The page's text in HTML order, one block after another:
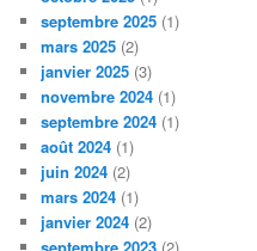
septembre 2025 (1)
mars 2025 (2)
janvier 2025 (3)
novembre 2024 (1)
septembre 2024 (1)
août 2024 (1)
juin 2024 (2)
mars 2024 (1)
janvier 2024 (2)
septembre 2023 (2)